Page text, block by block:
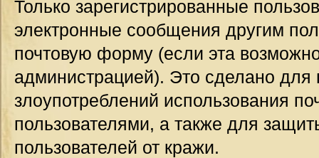
Только зарегистрированные
электронные сообщения другим
почтовую форму (если эта
администрацией). Это сделано для
злоупотреблений использования
пользователями, а также для
пользователей от кражи.